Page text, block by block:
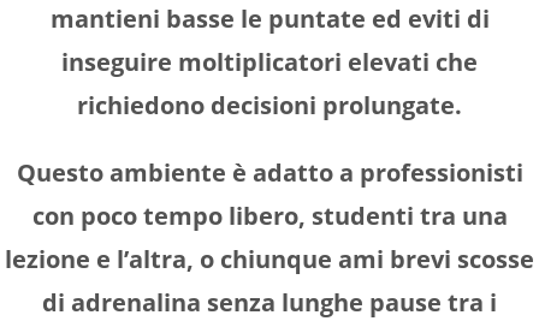
mantieni basse le puntate ed eviti di
inseguire moltiplicatori elevati che
richiedono decisioni prolungate.
Questo ambiente è adatto a professionisti
con poco tempo libero, studenti tra una
lezione e l’altra, o chiunque ami brevi scosse
di adrenalina senza lunghe pause tra i